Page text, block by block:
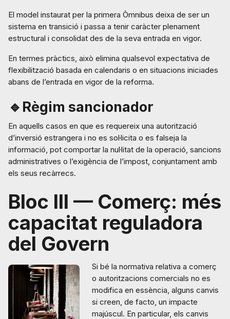
El model instaurat per la primera Òmnibus deixa de ser un
sistema en transició i passa a tenir caràcter plenament
estructural i consolidat des de la seva entrada en vigor.
En termes pràctics, això elimina qualsevol expectativa de
flexibilització basada en calendaris o en situacions iniciades
abans de l’entrada en vigor de la reforma.
🔹Règim sancionador
En aquells casos en que es requereix una autorització
d’inversió estrangera i no es sol·licita o es falseja la
informació, pot comportar la nul·litat de la operació, sancions
administratives o l’exigència de l’impost, conjuntament amb
els seus recàrrecs.
Bloc III — Comerç: més
capacitat reguladora
del Govern
Si bé la normativa relativa a comerç
o autoritzacions comercials no es
modifica en essència, alguns canvis
si creen, de facto, un impacte
majúscul. En particular, els canvis